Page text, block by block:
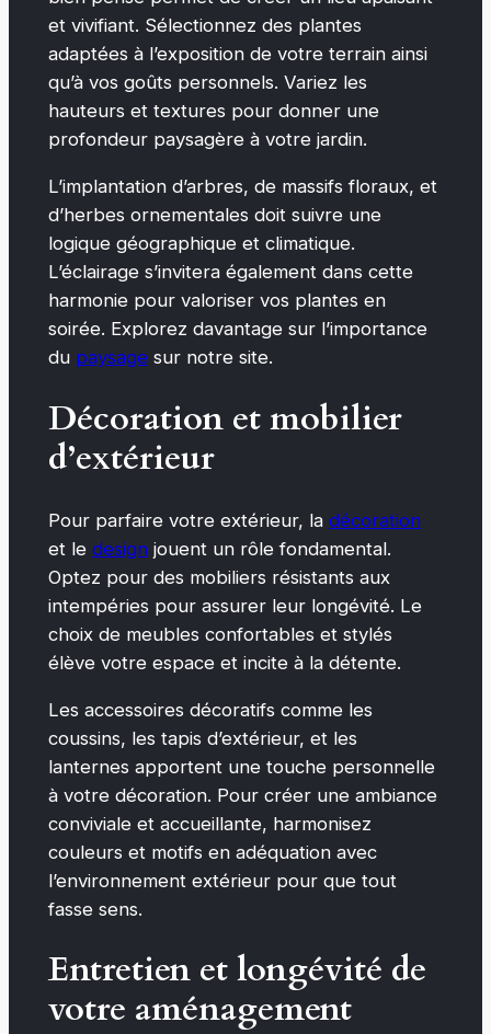
et vivifiant. Sélectionnez des plantes
adaptées à l’exposition de votre terrain ainsi
qu’à vos goûts personnels. Variez les
hauteurs et textures pour donner une
profondeur paysagère à votre jardin.
L’implantation d’arbres, de massifs floraux, et
d’herbes ornementales doit suivre une
logique géographique et climatique.
L’éclairage s’invitera également dans cette
harmonie pour valoriser vos plantes en
soirée. Explorez davantage sur l’importance
du paysage sur notre site.
Décoration et mobilier
d’extérieur
Pour parfaire votre extérieur, la décoration
et le designjouent un rôle fondamental.
Optez pour des mobiliers résistants aux
intempéries pour assurer leur longévité. Le
choix de meubles confortables et stylés
élève votre espace et incite à la détente.
Les accessoires décoratifs comme les
coussins, les tapis d’extérieur, et les
lanternes apportent une touche personnelle
à votre décoration. Pour créer une ambiance
conviviale et accueillante, harmonisez
couleurs et motifs en adéquation avec
l’environnement extérieur pour que tout
fasse sens.
Entretien et longévité de
votre aménagement